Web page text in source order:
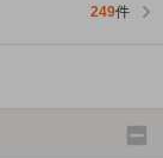
249件